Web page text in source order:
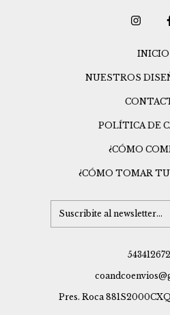
INICIO
NUESTROS
POLÍTICA DE
¿CÓMO
¿CÓMO TOMAR
Pres. Roca